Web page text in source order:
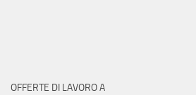
OFFERTE DI LAVORO A